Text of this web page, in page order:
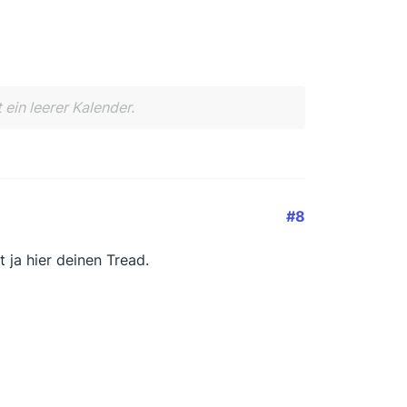
leerer Kalender.
#8
ja hier deinen Tread.